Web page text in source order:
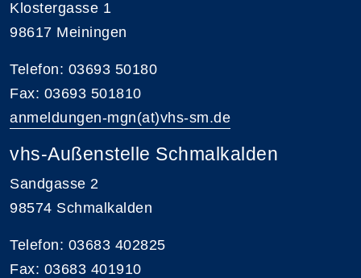
Klostergasse 1
98617 Meiningen
Telefon: 03693 50180
Fax: 03693 501810
anmeldungen-mgn(at)vhs-sm.de
vhs-Außenstelle Schmalkalden
Sandgasse 2
98574 Schmalkalden
Telefon: 03683 402825
Fax: 03683 401910